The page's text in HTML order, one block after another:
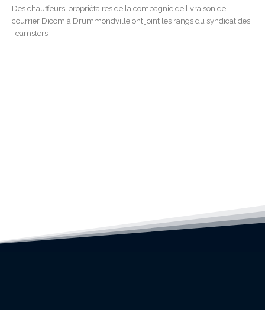
Des chauffeurs-propriétaires de la compagnie de livraison de
courrier Dicom à Drummondville ont joint les rangs du syndicat des
Teamsters.